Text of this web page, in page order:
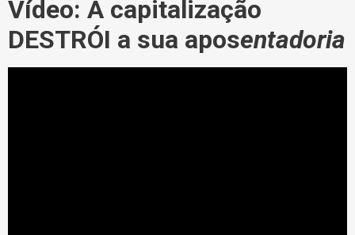
Vídeo: A capitalização
DESTRÓI a sua aposentadoria